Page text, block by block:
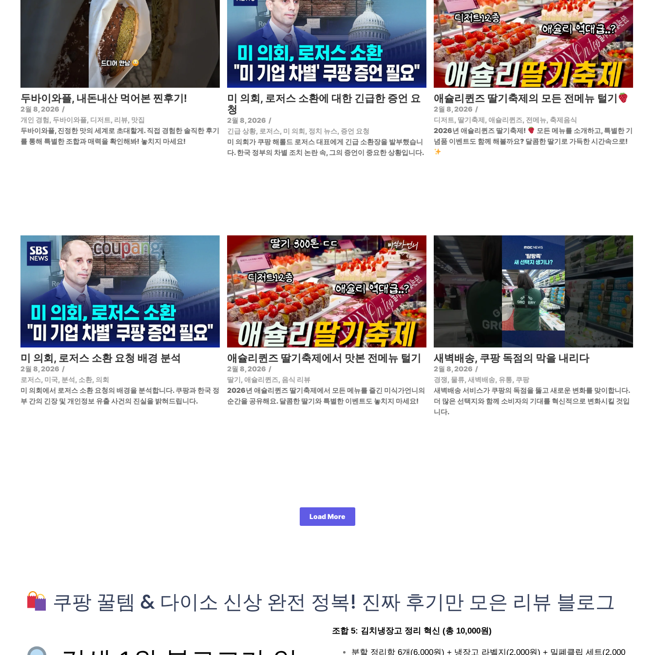
두바이와플, 내돈내산 먹어본 찐후기!
2월 8, 2026 /
개인 경험, 두바이와플, 디저트, 리뷰, 맛집
두바이와플, 진정한 맛의 세계로 초대할게. 직접 경험한 솔직한 후기
를 통해 특별한 조합과 매력을 확인해봐! 놓치지 마세요!
미 의회, 로저스 소환에 대한 긴급한 증언 요
청
2월 8, 2026 /
긴급 상황, 로저스, 미 의회, 정치 뉴스, 증언 요청
미 의회가 쿠팡 해롤드 로저스 대표에게 긴급 소환장을 발부했습니
다. 한국 정부의 차별 조치 논란 속, 그의 증언이 중요한 상황입니다.
애슐리퀸즈 딸기축제의 모든 전메뉴 털기
2월 8, 2026 /
디저트, 딸기축제, 애슐리퀸즈, 전메뉴, 축제음식
2026년 애슐리퀸즈 딸기축제!
모든 메뉴를 소개하고, 특별한 기
념품 이벤트도 함께 해볼까요? 달콤한 딸기로 가득한 시간속으로!
미 의회, 로저스 소환 요청 배경 분석
2월 8, 2026 /
로저스, 미국, 분석, 소환, 의회
미 의회에서 로저스 소환 요청의 배경을 분석합니다. 쿠팡과 한국 정
부 간의 긴장 및 개인정보 유출 사건의 진실을 밝혀드립니다.
애슐리퀸즈 딸기축제에서 맛본 전메뉴 털기
2월 8, 2026 /
딸기, 애슐리퀸즈, 음식 리뷰
2026년 애슐리퀸즈 딸기축제에서 모든 메뉴를 즐긴 미식가언니의
순간을 공유해요. 달콤한 딸기와 특별한 이벤트도 놓치지 마세요!
새벽배송, 쿠팡 독점의 막을 내리다
2월 8, 2026 /
경쟁, 물류, 새벽배송, 유통, 쿠팡
새벽배송 서비스가 쿠팡의 독점을 뚫고 새로운 변화를 맞이합니다.
더 많은 선택지와 함께 소비자의 기대를 혁신적으로 변화시킬 것입
니다.
Load More
쿠팡 꿀템 & 다이소 신상 완전 정복! 진짜 후기만 모은 리뷰 블로그
조합 5: 김치냉장고 정리 혁신 (총 10,000원)
분할 정리함 6개(6,000원) + 냉장고 라벨지(2,000원) + 밀폐클립 세트(2,000